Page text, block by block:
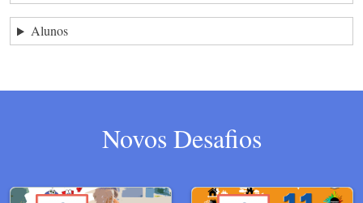
Alunos
Novos Desafios